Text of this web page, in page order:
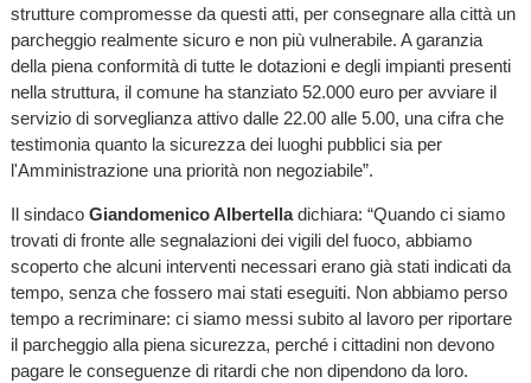
strutture compromesse da questi atti, per consegnare alla città un
parcheggio realmente sicuro e non più vulnerabile. A garanzia
della piena conformità di tutte le dotazioni e degli impianti presenti
nella struttura, il comune ha stanziato 52.000 euro per avviare il
servizio di sorveglianza attivo dalle 22.00 alle 5.00, una cifra che
testimonia quanto la sicurezza dei luoghi pubblici sia per
l'Amministrazione una priorità non negoziabile”.
Il sindaco Giandomenico Albertelladichiara: “Quando ci siamo
trovati di fronte alle segnalazioni dei vigili del fuoco, abbiamo
scoperto che alcuni interventi necessari erano già stati indicati da
tempo, senza che fossero mai stati eseguiti. Non abbiamo perso
tempo a recriminare: ci siamo messi subito al lavoro per riportare
il parcheggio alla piena sicurezza, perché i cittadini non devono
pagare le conseguenze di ritardi che non dipendono da loro.